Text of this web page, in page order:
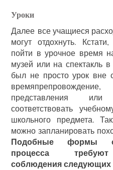
Уроки
Далее все учащиеся
могут отдохнуть.
пойти в урочное время
музей или на спектакль
был не просто урок вне
представления
соответствовать
школьного предмета.
можно запланировать
Подобные формы
процесса требуют
соблюдения следующих